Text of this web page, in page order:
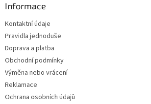
Informace
Kontaktní údaje
Pravidla jednoduše
Doprava a platba
Obchodní podmínky
Výměna nebo vrácení
Reklamace
Ochrana osobních údajů